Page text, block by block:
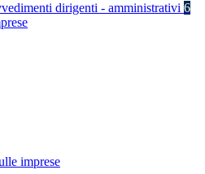
dirigenti - amministrativi 6
imprese